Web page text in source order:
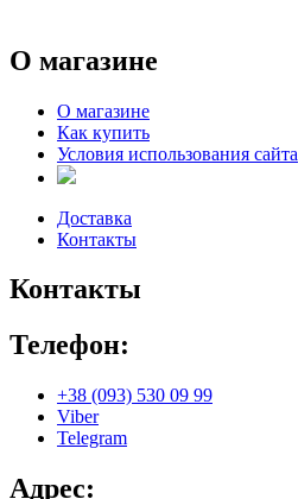
О магазине
О магазине
Как купить
Условия использования сайта
Доставка
Контакты
Контакты
Телефон:
+38 (093) 530 09 99
Viber
Telegram
Адрес: